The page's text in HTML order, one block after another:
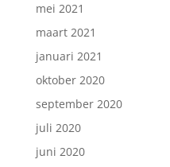
mei 2021
maart 2021
januari 2021
oktober 2020
september 2020
juli 2020
juni 2020